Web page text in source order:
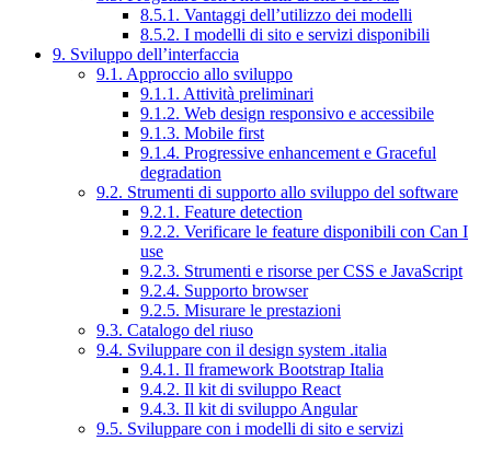
8.5.1. Vantaggi dell’utilizzo dei modelli
8.5.2. I modelli di sito e servizi disponibili
9. Sviluppo dell’interfaccia
9.1. Approccio allo sviluppo
9.1.1. Attività preliminari
9.1.2. Web design responsivo e accessibile
9.1.3. Mobile first
9.1.4. Progressive enhancement e Graceful
degradation
9.2. Strumenti di supporto allo sviluppo del software
9.2.1. Feature detection
9.2.2. Verificare le feature disponibili con Can I
use
9.2.3. Strumenti e risorse per CSS e JavaScript
9.2.4. Supporto browser
9.2.5. Misurare le prestazioni
9.3. Catalogo del riuso
9.4. Sviluppare con il design system .italia
9.4.1. Il framework Bootstrap Italia
9.4.2. Il kit di sviluppo React
9.4.3. Il kit di sviluppo Angular
9.5. Sviluppare con i modelli di sito e servizi